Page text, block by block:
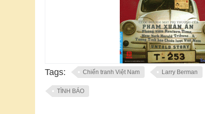
Tags: Chiến tranh Việt Nam Larry Berman
TÌNH BÁO